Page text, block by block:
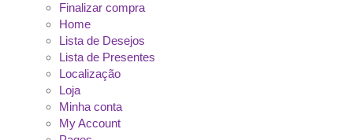
Finalizar compra
Home
Lista de Desejos
Lista de Presentes
Localização
Loja
Minha conta
My Account